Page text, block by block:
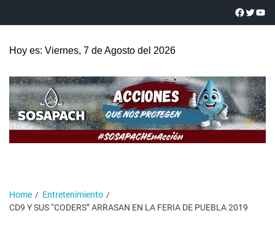
Hoy es: Viernes, 7 de Agosto del 2026
Home
Entretenimiento
CD9 Y SUS “CODERS” ARRASAN EN LA FERIA DE PUEBLA 2019